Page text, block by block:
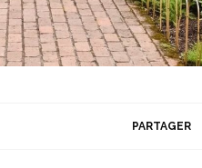
PARTAGER